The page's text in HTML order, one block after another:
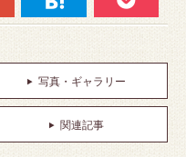
写真・ギャラリー
関連記事